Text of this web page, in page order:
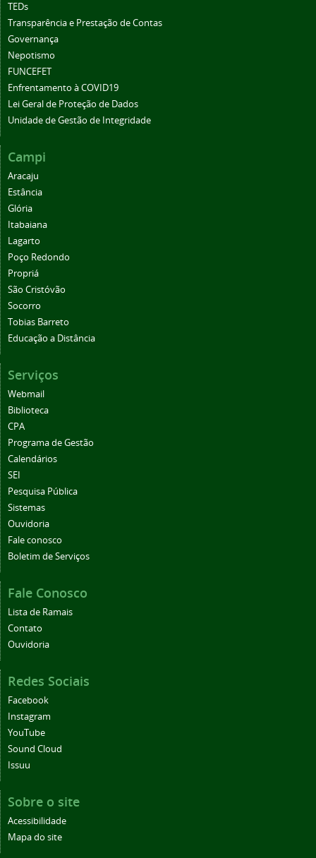
TEDs
Transparência e Prestação de Contas
Governança
Nepotismo
FUNCEFET
Enfrentamento à COVID19
Lei Geral de Proteção de Dados
Unidade de Gestão de Integridade
Campi
Aracaju
Estância
Glória
Itabaiana
Lagarto
Poço Redondo
Propriá
São Cristóvão
Socorro
Tobias Barreto
Educação a Distância
Serviços
Webmail
Biblioteca
CPA
Programa de Gestão
Calendários
SEI
Pesquisa Pública
Sistemas
Ouvidoria
Fale conosco
Boletim de Serviços
Fale Conosco
Lista de Ramais
Contato
Ouvidoria
Redes Sociais
Facebook
Instagram
YouTube
Sound Cloud
Issuu
Sobre o site
Acessibilidade
Mapa do site